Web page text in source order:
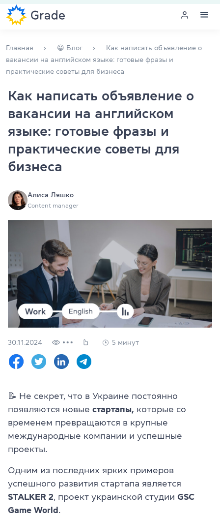
Курсы английского
Обучение для преподавателей
Подготовка к экзаменам
Экзаменационный центр
Больше о нас
Оставить заявку
Язык сайта RU UK
(050) 580 11 00
(098) 580 11 00
Главная 😀 Блог
Как написать объявление о
вакансии на английском языке: готовые фразы и
практические советы для бизнеса
Как написать объявление о
вакансии на английском
языке: готовые фразы и
практические советы для
бизнеса
Алиса Ляшко
Content manager
30.11.2024 5 минут
📝 Не секрет, что в Украине постоянно
появляются новые стартапы, которые со
временем превращаются в крупные
международные компании и успешные
проекты.
Одним из последних ярких примеров
успешного развития стартапа является
STALKER 2 , проект украинской студии GSC
Game World